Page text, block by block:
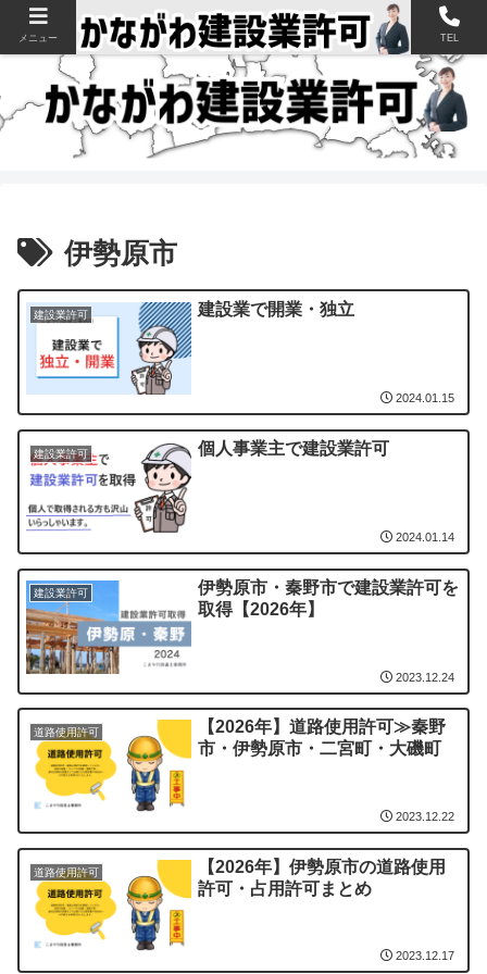
神奈川県の建設業許可申請・取得を支援【新規・更新・経審】
伊勢原市
建設業許可 建設業で開業・独立
2024.01.15
建設業許可 個人事業主で建設業許可
2024.01.14
建設業許可
伊勢原市・秦野市で建設業許可を
取得【2026年】
2023.12.24
道路使用許可
【2026年】道路使用許可≫秦野
市・伊勢原市・二宮町・大磯町
2023.12.22
道路使用許可
【2026年】伊勢原市の道路使用
許可・占用許可まとめ
2023.12.17
メニュー TEL